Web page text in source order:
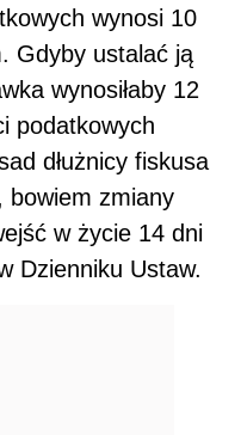
wynosi 10
Gdyby ustalać ją
wynosiłaby 12
podatkowych
dłużnicy fiskusa
bowiem zmiany
w życie 14 dni
Dzienniku Ustaw.